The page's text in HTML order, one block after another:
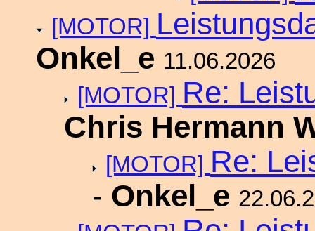
[MOTOR]
Onkel_e 11.06.2026
[MOTOR] Re:
Chris Hermann
[MOTOR] Re:
- Onkel_e